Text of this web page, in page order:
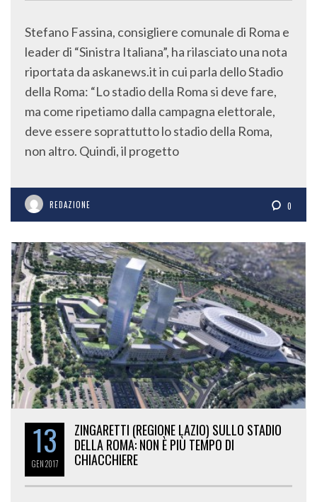
leader di “Sinistra Italiana”, ha rilasciato una nota
riportata da askanews.it in cui parla dello Stadio
della Roma: “Lo stadio della Roma si deve fare,
ma come ripetiamo dalla campagna elettorale,
deve essere soprattutto lo stadio della Roma,
non altro. Quindi, il progetto
13
GEN 2017
DELLA ROMA: NON È PIÙ TEMPO DI
CHIACCHIERE